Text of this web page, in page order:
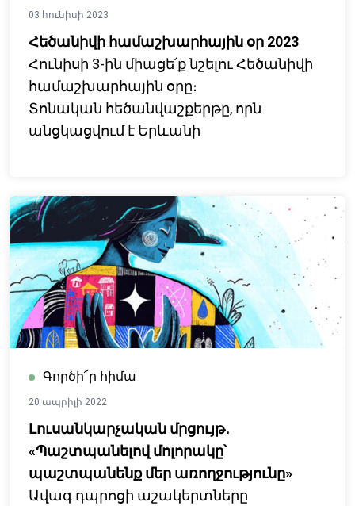
03 հունիսի 2023
Հեծանիվի համաշխարհային օր 2023
Հունիսի 3-ին միացե՛ք նշելու Հեծանիվի
համաշխարհային օրը։
Տոնական հեծանվաշքերթը, որն
անցկացվում է Երևանի
համագործակցությամբ, մեկնարկելու է
Հանրապետության հրապարակից՝
ժամը 18:00-ից։
Հրավիրեք նաև Ձեր բոլոր հեծանվասեր
ընկերներին՝ նպաստելու Հայաստանում
այլընտրանքային փոխադրամիջոցների
զարգացմանը:
Գործի՜ր հիմա
20 ապրիլի 2022
Լուսանկարչական մրցույթ․
«Պաշտպանելով մոլորակը՝
պաշտպանենք մեր առողջությունը»
Ավագ դպրոցի աշակերտները